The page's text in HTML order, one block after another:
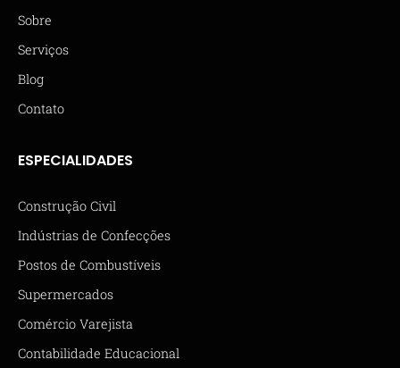
Sobre
Serviços
Blog
Contato
ESPECIALIDADES
Construção Civil
Indústrias de Confecções
Postos de Combustíveis
Supermercados
Comércio Varejista
Contabilidade Educacional